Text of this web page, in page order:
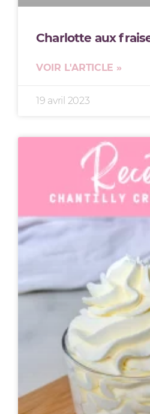
Charlotte aux
VOIR L'ARTICLE »
19 avril 2023